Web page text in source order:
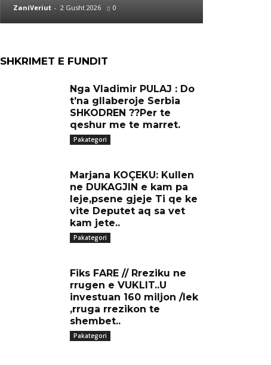
ZaniVeriut - 2 Gusht 2026 0
SHKRIMET E FUNDIT
Nga Vladimir PULAJ : Do
t’na gllaberoje Serbia
SHKODREN ??Per te
qeshur me te marret.
Pakategori
Marjana KOÇEKU: Kullen
ne DUKAGJIN e kam pa
leje,psene gjeje Ti qe ke
vite Deputet aq sa vet
kam jete..
Pakategori
Fiks FARE // Rreziku ne
rrugen e VUKLIT..U
investuan 160 miljon /lek
,rruga rrezikon te
shembet..
Pakategori